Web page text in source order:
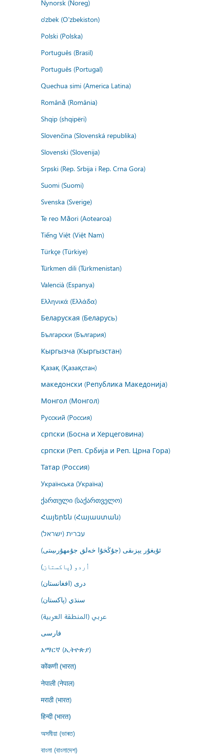
Nynorsk (Noreg)
o'zbek (O'zbekiston)
Polski (Polska)
Português (Brasil)
Português (Portugal)
Quechua simi (America Latina)
Română (România)
Shqip (shqipëri)
Slovenčina (Slovenská republika)
Slovenski (Slovenija)
Srpski (Rep. Srbija i Rep. Crna Gora)
Suomi (Suomi)
Svenska (Sverige)
Te reo Māori (Aotearoa)
Tiếng Việt (Việt Nam)
Türkçe (Türkiye)
Türkmen dili (Türkmenistan)
Valencià (Espanya)
Ελληνικά (Ελλάδα)
Беларуская (Беларусь)
Български (България)
Кыргызча (Кыргызстан)
Қазақ (Қазақстан)
македонски (Република Македонија)
Монгол (Монгол)
Русский (Россия)
српски (Босна и Херцеговина)
српски (Реп. Србија и Реп. Црна Гора)
Татар (Россия)
Українська (Україна)
ქართული (საქართველო)
Հայերեն (Հայաստան)
עברית (ישראל)
ئۇيغۇر يېزىقى (جۇڭخۇا خەلق جۇمھۇرىيىتى)
اُردو (پاکستان)
درى (افغانستان)
سنڌي (پاکستان)
عربي (المنطقة العربية)
فارسى
አማርኛ (ኢትዮጵያ)
कोंकणी (भारत)
नेपाली (नेपाल)
मराठी (भारत)
हिन्दी (भारत)
অসমীয়া (ভাৰত)
বাংলা (বাংলাদেশ)